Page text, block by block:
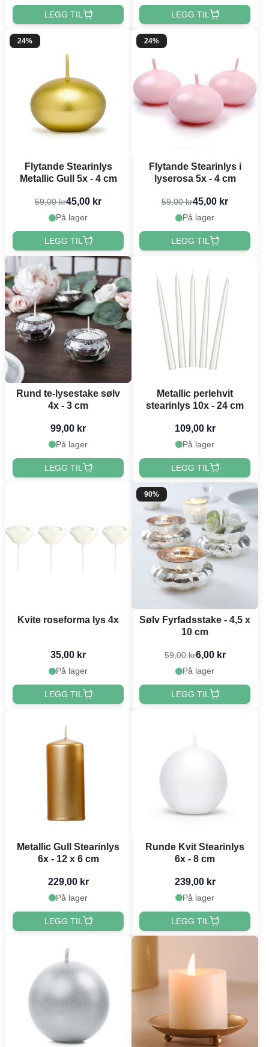
LEGG TIL LEGG TIL
24%
Flytande Stearinlys
Metallic Gull 5x - 4 cm
59,00 kr45,00 kr
På lager
LEGG TIL
24%
Flytande Stearinlys i
lyserosa 5x - 4 cm
59,00 kr45,00 kr
På lager
LEGG TIL
Rund te-lysestake sølv
4x - 3 cm
99,00 kr
På lager
LEGG TIL
Metallic perlehvit
stearinlys 10x - 24 cm
109,00 kr
På lager
LEGG TIL
Kvite roseforma lys 4x
35,00 kr
På lager
LEGG TIL
90%
Sølv Fyrfadsstake - 4,5 x
10 cm
59,00 kr6,00 kr
På lager
LEGG TIL
Metallic Gull Stearinlys
6x - 12 x 6 cm
229,00 kr
På lager
LEGG TIL
Runde Kvit Stearinlys
6x - 8 cm
239,00 kr
På lager
LEGG TIL